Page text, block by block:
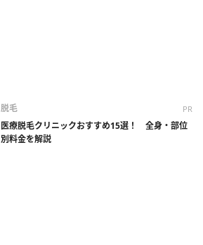
脱毛 PR
医療脱毛クリニックおすすめ15選！ 全身・部位
別料金を解説